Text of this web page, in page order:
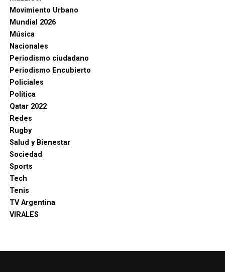
Movimiento Urbano
Mundial 2026
Música
Nacionales
Periodismo ciudadano
Periodismo Encubierto
Policiales
Política
Qatar 2022
Redes
Rugby
Salud y Bienestar
Sociedad
Sports
Tech
Tenis
TV Argentina
VIRALES